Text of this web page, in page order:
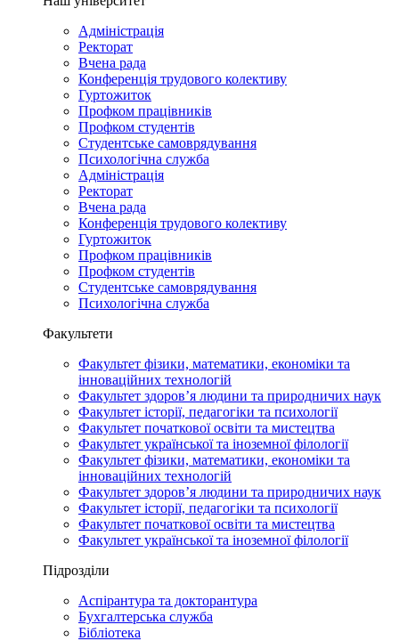
Адміністрація
Ректорат
Вчена рада
Конференція трудового колективу
Гуртожиток
Профком працівників
Профком студентів
Студентське самоврядування
Психологічна служба
Адміністрація
Ректорат
Вчена рада
Конференція трудового колективу
Гуртожиток
Профком працівників
Профком студентів
Студентське самоврядування
Психологічна служба
Факультети
Факультет фізики, математики, економіки та
інноваційних технологій
Факультет здоров’я людини та природничих наук
Факультет історії, педагогіки та психології
Факультет початкової освіти та мистецтва
Факультет української та іноземної філології
Факультет фізики, математики, економіки та
інноваційних технологій
Факультет здоров’я людини та природничих наук
Факультет історії, педагогіки та психології
Факультет початкової освіти та мистецтва
Факультет української та іноземної філології
Підрозділи
Аспірантура та докторантура
Бухгалтерська служба
Бібліотека